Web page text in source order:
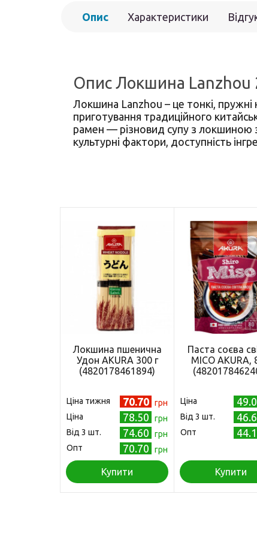
Опис Характеристики
Опис Локшина Lanzhou
Локшина Lanzhou – це тонкі,
приготування традиційного
рамен — різновид супу з локшиною з
культурні фактори, доступність
Локшина пшенична
Удон AKURA 300 г
(4820178461894)
Ціна тижня 70.70 грн
Ціна
78.50
грн
Від 3 шт.
74.60
грн
Опт
70.70 грн
Купити
Паста соєва
МІСО AKURA,
Ціна
Від 3 шт.
Опт
Купити